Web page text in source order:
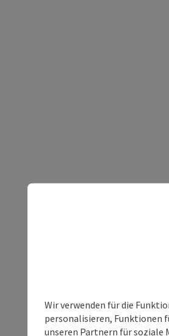
Wir verwenden für die
personalisieren, Funktionen
unseren Partnern für soziale